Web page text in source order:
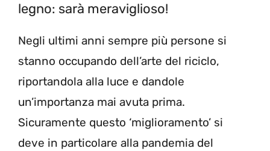
legno: sarà meraviglioso!
Negli ultimi anni sempre più persone si
stanno occupando dell’arte del riciclo,
riportandola alla luce e dandole
un’importanza mai avuta prima.
Sicuramente questo ‘miglioramento’ si
deve in particolare alla pandemia del